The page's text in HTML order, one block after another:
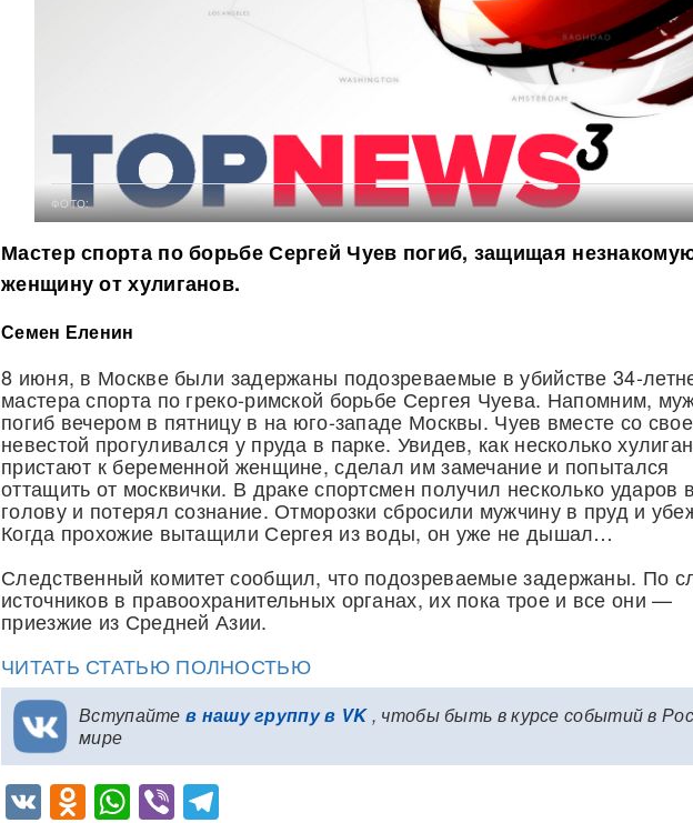
ФОТО:
Мастер спорта по борьбе Сергей Чуев погиб, защищая
женщину от хулиганов.
Семен Еленин
8 июня, в Москве были задержаны подозреваемые в убийстве 34-
мастера спорта по греко-римской борьбе Сергея Чуева. Напомним,
погиб вечером в пятницу в на юго-западе Москвы. Чуев вместе со
невестой прогуливался у пруда в парке. Увидев, как несколько
пристают к беременной женщине, сделал им замечание и попытался
оттащить от москвички. В драке спортсмен получил несколько ударов в
голову и потерял сознание. Отморозки сбросили мужчину в пруд и
Когда прохожие вытащили Сергея из воды, он уже не дышал…
Следственный комитет сообщил, что подозреваемые задержаны. По
источников в правоохранительных органах, их пока трое и все они —
приезжие из Средней Азии.
ЧИТАТЬ СТАТЬЮ ПОЛНОСТЬЮ
Вступайте в нашу группу в VK, чтобы быть в курсе событий в
мире
VKOdnoklassniki
WhatsApp
Viber